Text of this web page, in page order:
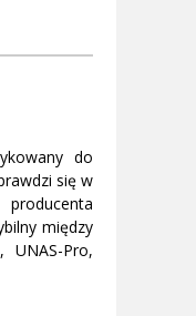
do
się w
między
UNAS-Pro,